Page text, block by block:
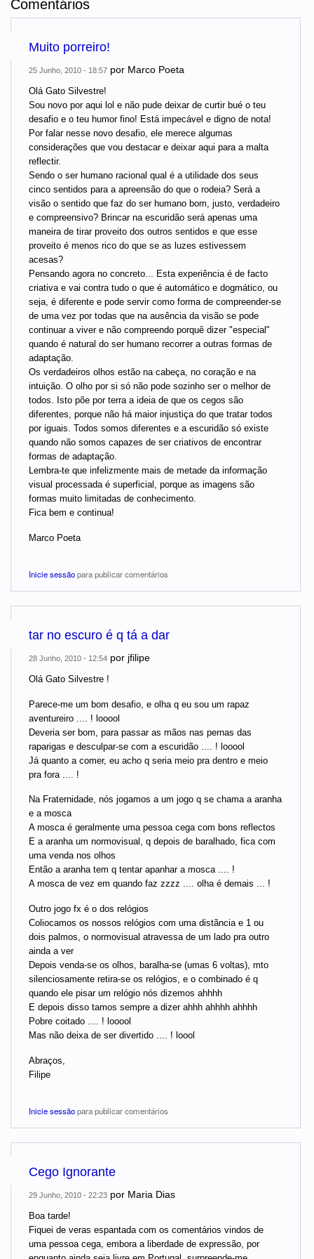
Comentários
Muito porreiro!
25 Junho, 2010 - 18:57 por Marco Poeta
Olá Gato Silvestre!
Sou novo por aqui lol e não pude deixar de curtir bué o teu
desafio e o teu humor fino! Está impecável e digno de nota!
Por falar nesse novo desafio, ele merece algumas
considerações que vou destacar e deixar aqui para a malta
reflectir.
Sendo o ser humano racional qual é a utilidade dos seus
cinco sentidos para a apreensão do que o rodeia? Será a
visão o sentido que faz do ser humano bom, justo, verdadeiro
e compreensivo? Brincar na escuridão será apenas uma
maneira de tirar proveito dos outros sentidos e que esse
proveito é menos rico do que se as luzes estivessem
acesas?
Pensando agora no concreto... Esta experiência é de facto
criativa e vai contra tudo o que é automático e dogmático, ou
seja, é diferente e pode servir como forma de compreender-se
de uma vez por todas que na ausência da visão se pode
continuar a viver e não compreendo porquê dizer "especial"
quando é natural do ser humano recorrer a outras formas de
adaptação.
Os verdadeiros olhos estão na cabeça, no coração e na
intuição. O olho por si só não pode sozinho ser o melhor de
todos. Isto põe por terra a ideia de que os cegos são
diferentes, porque não há maior injustiça do que tratar todos
por iguais. Todos somos diferentes e a escuridão só existe
quando não somos capazes de ser criativos de encontrar
formas de adaptação.
Lembra-te que infelizmente mais de metade da informação
visual processada é superficial, porque as imagens são
formas muito limitadas de conhecimento.
Fica bem e continua!
Marco Poeta
Inicie sessãopara publicar comentários
tar no escuro é q tá a dar
28 Junho, 2010 - 12:54 por jfilipe
Olá Gato Silvestre !
Parece-me um bom desafio, e olha q eu sou um rapaz
aventureiro .... ! looool
Deveria ser bom, para passar as mãos nas pernas das
raparigas e desculpar-se com a escuridão .... ! looool
Já quanto a comer, eu acho q seria meio pra dentro e meio
pra fora .... !
Na Fraternidade, nós jogamos a um jogo q se chama a aranha
e a mosca
A mosca é geralmente uma pessoa cega com bons reflectos
E a aranha um normovisual, q depois de baralhado, fica com
uma venda nos olhos
Então a aranha tem q tentar apanhar a mosca .... !
A mosca de vez em quando faz zzzz .... olha é demais ... !
Outro jogo fx é o dos relógios
Coliocamos os nossos relógios com uma distãncia e 1 ou
dois palmos, o normovisual atravessa de um lado pra outro
ainda a ver
Depois venda-se os olhos, baralha-se (umas 6 voltas), mto
silenciosamente retira-se os relógios, e o combinado é q
quando ele pisar um relógio nós dizemos ahhhh
E depois disso tamos sempre a dizer ahhh ahhhh ahhhh
Pobre coitado .... ! looool
Mas não deixa de ser divertido .... ! loool
Abraços,
Filipe
Inicie sessãopara publicar comentários
Cego Ignorante
29 Junho, 2010 - 22:23 por Maria Dias
Boa tarde!
Fiquei de veras espantada com os comentários vindos de
uma pessoa cega, embora a liberdade de expressão, por